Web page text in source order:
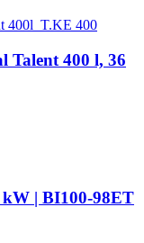
Talent 400 l, 36
| BI100-98ET